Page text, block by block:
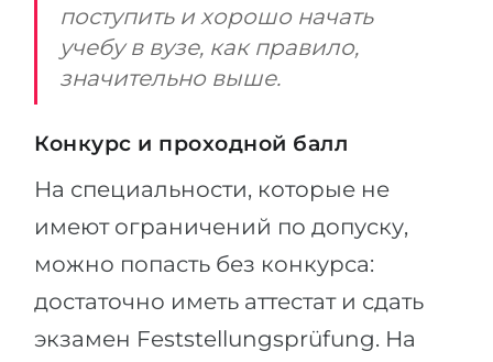
поступить и хорошо начать
учебу в вузе, как правило,
значительно выше.
Конкурс и проходной балл
На специальности, которые не
имеют ограничений по допуску,
можно попасть без конкурса:
достаточно иметь аттестат и сдать
экзамен Feststellungsprüfung. На